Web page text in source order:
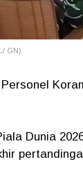
GN)
Dunia